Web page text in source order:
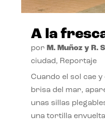
A la
por M. Muñoz y R.
ciudad, Reportaje
Cuando el sol cae
brisa del mar,
unas sillas
una tortilla